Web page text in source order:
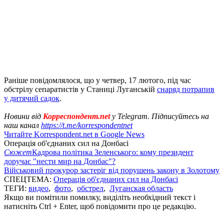
Раніше повідомлялося, що у четвер, 17 лютого, під час
обстрілу сепаратистів у Станиці Луганській снаряд потрапив
у дитячий садок.
Новини від Корреспондент.netу Telegram. Підписуйтесь на
наш канал https://t.me/korrespondentnet
Читайте Korrespondent.net в Google News
Операція об'єднаних сил на Донбасі
СюжетКадрова політика Зеленського: кому президент
доручає "нести мир на Донбас"?
Військовий прокурор застеріг від порушень закону в Золотому
СПЕЦТЕМА: Операція об'єднаних сил на Донбасі
ТЕГИ: видео, фото, обстрел, Луганская область
Якщо ви помітили помилку, виділіть необхідний текст і
натисніть Ctrl + Enter, щоб повідомити про це редакцію.